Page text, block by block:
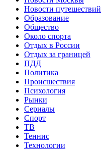
Новости путешествий
Образование
Общество
Около спорта
Отдых в России
Отдых за границей
ПДД
Политика
Происшествия
Психология
Рынки
Сериалы
Спорт
ТВ
Теннис
Технологии